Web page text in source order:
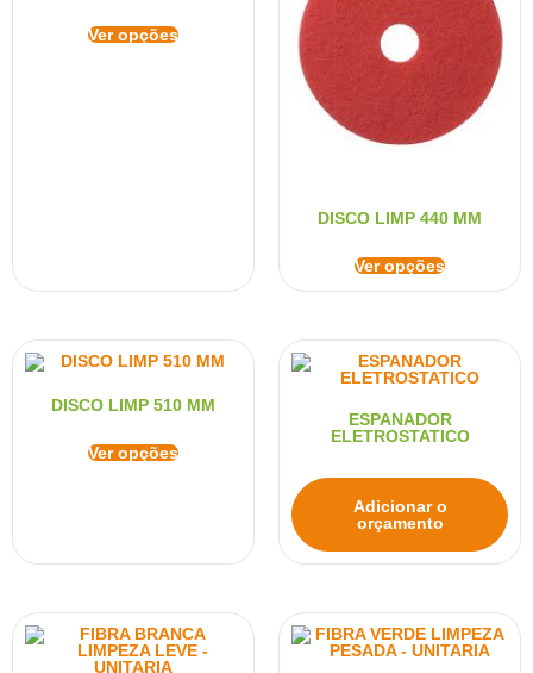
Ver opções
DISCO LIMP 440 MM
Ver opções
DISCO LIMP 510 MM
Ver opções
ESPANADOR
ELETROSTATICO
Adicionar o
orçamento